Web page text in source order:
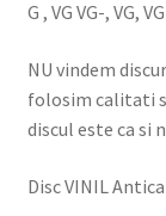
G , VG VG-, VG,
NU vindem
folosim calitati
discul este ca si
Disc VINIL